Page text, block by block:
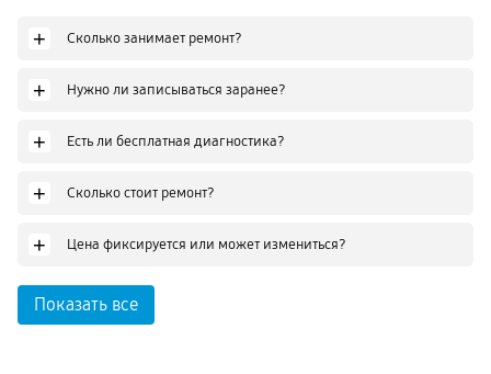
+ Сколько занимает ремонт?
+ Нужно ли записываться заранее?
+ Есть ли бесплатная диагностика?
+ Сколько стоит ремонт?
+ Цена фиксируется или может измениться?
Показать все